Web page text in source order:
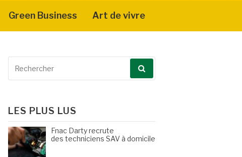
Green Business Art de vivre
LES PLUS LUS
Fnac Darty recrute
des techniciens SAV à domicile